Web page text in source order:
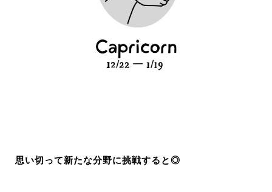
思い切って新たな分野に挑戦すると◎